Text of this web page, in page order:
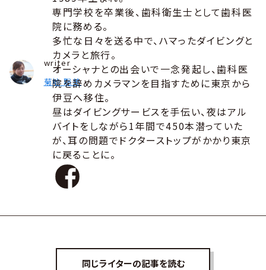
writer
菊地 聡美
専門学校を卒業後、歯科衛生士として歯科医
院に務める。
多忙な日々を送る中で、ハマったダイビングと
カメラと旅行。
オーシャナとの出会いで一念発起し、歯科医
院を辞めカメラマンを目指すために東京から
伊豆へ移住。
昼はダイビングサービスを手伝い、夜はアル
バイトをしながら1年間で450本潜っていた
が、耳の問題でドクターストップがかかり東京
に戻ることに。
同じライターの記事を読む